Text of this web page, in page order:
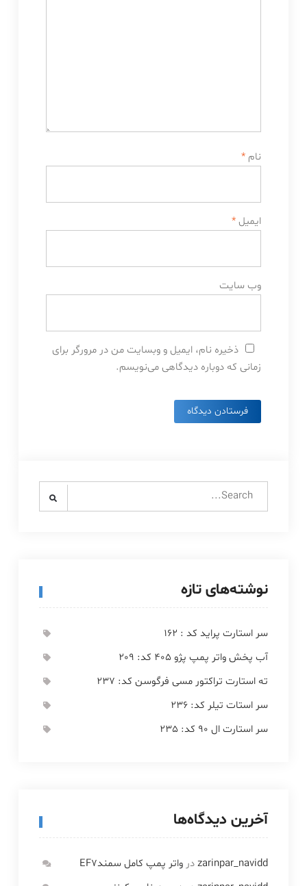
نام *
ایمیل *
وب‌ سایت
ذخیره نام، ایمیل و وبسایت من در مرورگر برای
زمانی که دوباره دیدگاهی می‌نویسم.
Search
نوشته‌های تازه
سر استارت پراید کد : 162
آب پخش واتر پمپ پژو 405 کد: 209
ته استارت تراکتور مسی فرگوسن کد: 237
سر استات تیلر کد: 236
سر استارت ال 90 کد: 235
آخرین دیدگاه‌ها
zarinpar_naviddدرواتر پمپ کامل سمندEF7